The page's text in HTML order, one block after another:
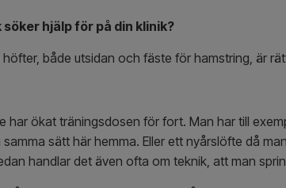
hjälp för på din klinik?
både utsidan och fäste för hamstring, är
ökat träningsdosen för fort. Man har till
sätt här hemma. Eller ett nyårslöfte då
handlar det även ofta om teknik, att man